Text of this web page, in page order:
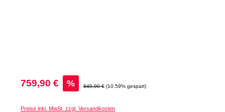
Verkaufspreis:
759,90 € % Regulärer Preis:
849,90 € (10.59% gespart)
Preise inkl. MwSt. zzgl. Versandkosten